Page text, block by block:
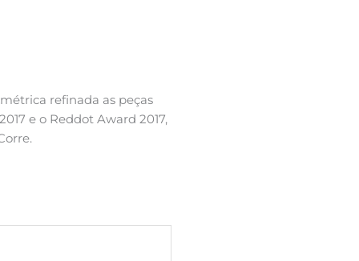
refinada as peças
e o Reddot Award 2017,